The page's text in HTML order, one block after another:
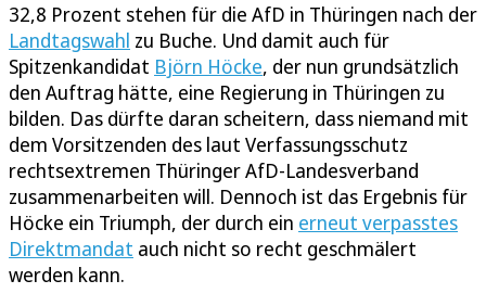
32,8 Prozent stehen für die AfD in Thüringen nach der
Landtagswahl zu Buche. Und damit auch für
Spitzenkandidat Björn Höcke, der nun grundsätzlich
den Auftrag hätte, eine Regierung in Thüringen zu
bilden. Das dürfte daran scheitern, dass niemand mit
dem Vorsitzenden des laut Verfassungsschutz
rechtsextremen Thüringer AfD-Landesverband
zusammenarbeiten will. Dennoch ist das Ergebnis für
Höcke ein Triumph, der durch ein erneut verpasstes
Direktmandat auch nicht so recht geschmälert
werden kann.